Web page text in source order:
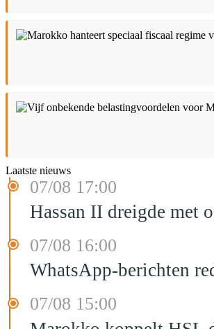
Laatste nieuws
07/08 17:00
Hassan II dreigde met
07/08 16:00
WhatsApp-berichten
07/08 15:00